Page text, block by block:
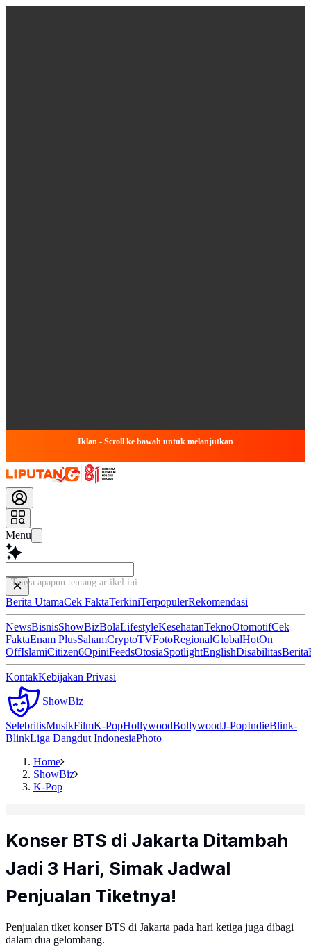
Iklan - Scroll ke bawah untuk melanjutkan
Menu
Tanya apa
Berita UtamaCek FaktaTerkiniTerpopulerRekomendasi
NewsBisnisShowBizBolaLifestyleKesehatanTeknoOtomotifCek
FaktaEnam PlusSahamCryptoTVFotoRegionalGlobalHotOn
OffIslamiCitizen6OpiniFeedsOtosiaSpotlightEnglishDisabilitasBerita
KontakKebijakan Privasi
ShowBiz
SelebritisMusikFilmK-PopHollywoodBollywoodJ-PopIndieBlink-
BlinkLiga Dangdut IndonesiaPhoto
Home
ShowBiz
K-Pop
Konser BTS di Jakarta Ditambah
Jadi 3 Hari, Simak Jadwal
Penjualan Tiketnya!
Penjualan tiket konser BTS di Jakarta pada hari ketiga juga dibagi
dalam dua gelombang.